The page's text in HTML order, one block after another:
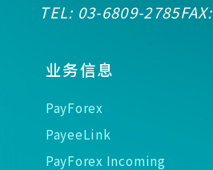
TEL: 03-6809-2785FAX:
业务信息
PayForex
PayeeLink
PayForex Incoming